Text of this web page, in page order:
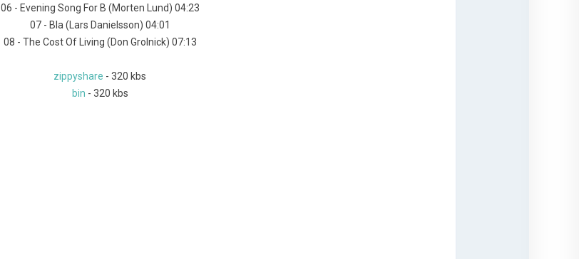
06 - Evening Song For B (Morten Lund) 04:23
07 - Bla (Lars Danielsson) 04:01
08 - The Cost Of Living (Don Grolnick) 07:13
zippyshare - 320 kbs
bin - 320 kbs